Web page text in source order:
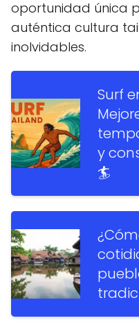
oportunidad única
auténtica cultura
inolvidables.
Surf
y
🏄